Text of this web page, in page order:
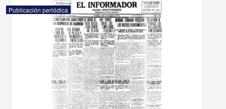
Publicación periódica